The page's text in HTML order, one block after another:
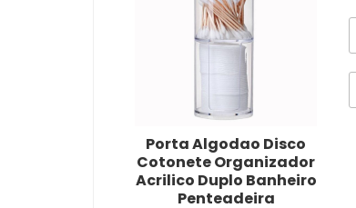
Porta Algodao Disco
Cotonete Organizador
Acrilico Duplo Banheiro
Penteadeira